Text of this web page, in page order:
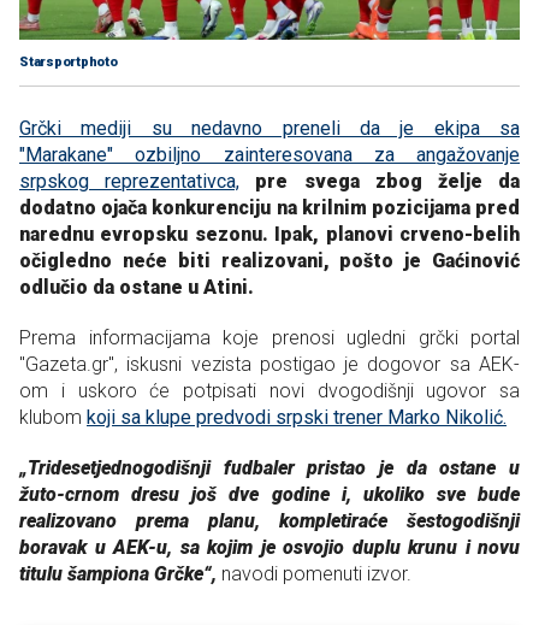
Starsportphoto
Grčki mediji su nedavno preneli da je ekipa sa
"Marakane" ozbiljno zainteresovana za angažovanje
srpskog reprezentativca, pre svega zbog želje da
dodatno ojača konkurenciju na krilnim pozicijama pred
narednu evropsku sezonu. Ipak, planovi crveno-belih
očigledno neće biti realizovani, pošto je Gaćinović
odlučio da ostane u Atini.
Prema informacijama koje prenosi ugledni grčki portal
"Gazeta.gr", iskusni vezista postigao je dogovor sa AEK-
om i uskoro će potpisati novi dvogodišnji ugovor sa
klubom koji sa klupe predvodi srpski trener Marko Nikolić.
„Tridesetjednogodišnji fudbaler pristao je da ostane u
žuto-crnom dresu još dve godine i, ukoliko sve bude
realizovano prema planu, kompletiraće šestogodišnji
boravak u AEK-u, sa kojim je osvojio duplu krunu i novu
titulu šampiona Grčke“, navodi pomenuti izvor.